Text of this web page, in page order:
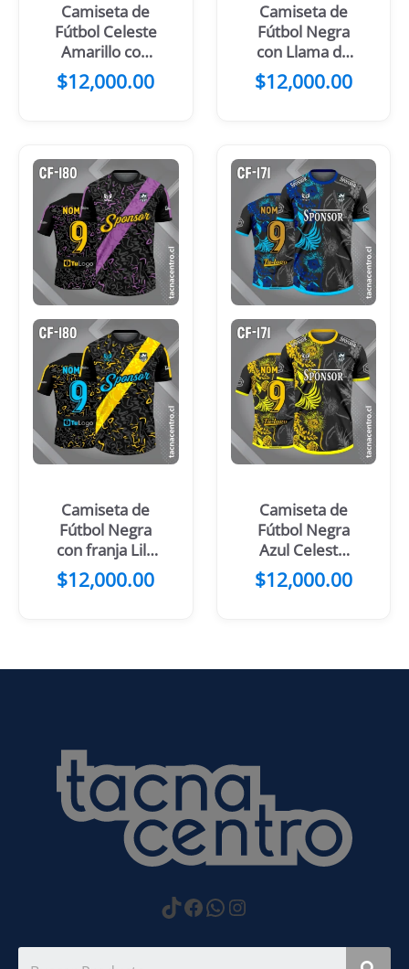
Camiseta de
Fútbol Celeste
Amarillo con
mangas negras
$12,000.00
Camiseta de
Fútbol Negra
con Llama de
Fuego Naranja
$12,000.00
Camiseta de
Fútbol Negra
con franja Lila
Diagonal
$12,000.00
Camiseta de
Fútbol Negra
Azul Celeste
con Flores
$12,000.00
https://
Facebook
WhatsApp
Instagram